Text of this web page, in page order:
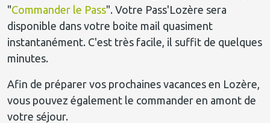
"Commander le Pass". Votre Pass'Lozère sera
disponible dans votre boite mail quasiment
instantanément. C'est très facile, il suffit de quelques
minutes.
Afin de préparer vos prochaines vacances en Lozère,
vous pouvez également le commander en amont de
votre séjour.